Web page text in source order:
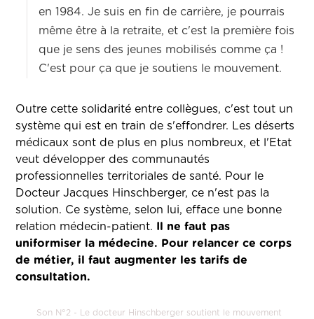
en 1984. Je suis en fin de carrière, je pourrais
même être à la retraite, et c'est la première fois
que je sens des jeunes mobilisés comme ça !
C'est pour ça que je soutiens le mouvement.
Outre cette solidarité entre collègues, c'est tout un
système qui est en train de s'effondrer. Les déserts
médicaux sont de plus en plus nombreux, et l'Etat
veut développer des communautés
professionnelles territoriales de santé. Pour le
Docteur Jacques Hinschberger, ce n'est pas la
solution. Ce système, selon lui, efface une bonne
relation médecin-patient. Il ne faut pas
uniformiser la médecine. Pour relancer ce corps
de métier, il faut augmenter les tarifs de
consultation.
Son N°2 - Le docteur Hinschberger soutient le mouvement